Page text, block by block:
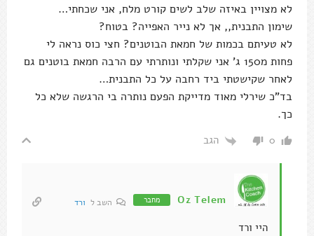
לא מצויין באיזה שלב לשים קורט מלח, אני שכחתי…
שימון התבנית,, אך לא נייר האפייה? בטוח?
לא טעיתם בכמות של חמאת הבוטנים? חצי כוס נראה לי
פחות מ150 ג' אני שקלתי ונותרתי עם הרבה חמאת בוטנים גם
לאחר שקישטתי ביד רחבה על כל התבנית…
בד"כ שירלי מאוד מדייקת הפעם נותרה בי הרגשה שלא כל
כך.
0 הגב
Oz Telem מחבר השב ל ורד
היי ורד